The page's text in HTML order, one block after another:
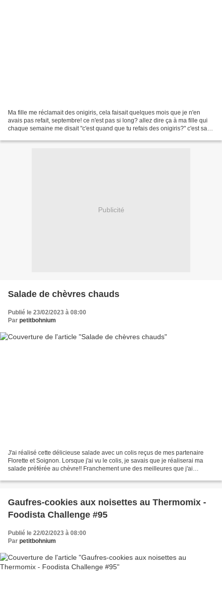
Ma fille me réclamait des onigiris, cela faisait quelques mois que je n'en
avais pas refait, septembre! ce n'est pas si long? allez dire ça à ma fille qui
chaque semaine me disait "c'est quand que tu refais des onigiris?" c'est sa
Publicité
Salade de chèvres chauds
Publié le 23/02/2023 à 08:00
Par petitbohnium
J'ai réalisé cette délicieuse salade avec un colis reçus de mes partenaire
Florette et Soignon. Lorsque j'ai vu le colis, je savais que je réaliserai ma
salade préférée au chèvre!! Franchement une des meilleures que j'ai
Gaufres-cookies aux noisettes au Thermomix -
Foodista Challenge #95
Publié le 22/02/2023 à 08:00
Par petitbohnium